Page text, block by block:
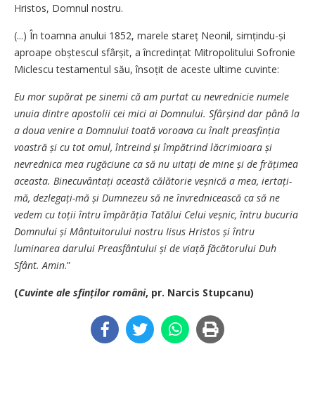
Hristos, Domnul nostru.
(...) În toamna anului 1852, marele stareț Neonil, simțindu-și
aproape obștescul sfârșit, a încredințat Mitropolitului Sofronie
Miclescu testamentul său, însoțit de aceste ultime cuvinte:
Eu mor supărat pe sinemi că am purtat cu nevrednicie numele
unuia dintre apostolii cei mici ai Domnului. Sfârșind dar până la
a doua venire a Domnului toată voroava cu înalt preasfinția
voastră și cu tot omul, întreind și împătrind lăcrimioara și
nevrednica mea rugăciune ca să nu uitați de mine și de frățimea
aceasta. Binecuvântați această călătorie veșnică a mea, iertați-
mă, dezlega­ți-mă și Dumnezeu să ne învrednicească ca să ne
vedem cu toții întru împărăția Tatălui Celui veșnic, întru bucuria
Domnului și Mântuitorului nostru Iisus Hristos și întru
luminarea darului Preasfântului și de viață făcătorului Duh
Sfânt. Amin.”
(Cuvinte ale sfinților români, pr. Narcis Stupcanu)